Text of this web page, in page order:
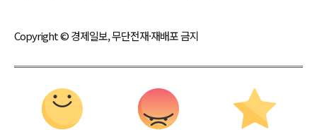
Copyright © 경제일보, 무단전재·재배포 금지